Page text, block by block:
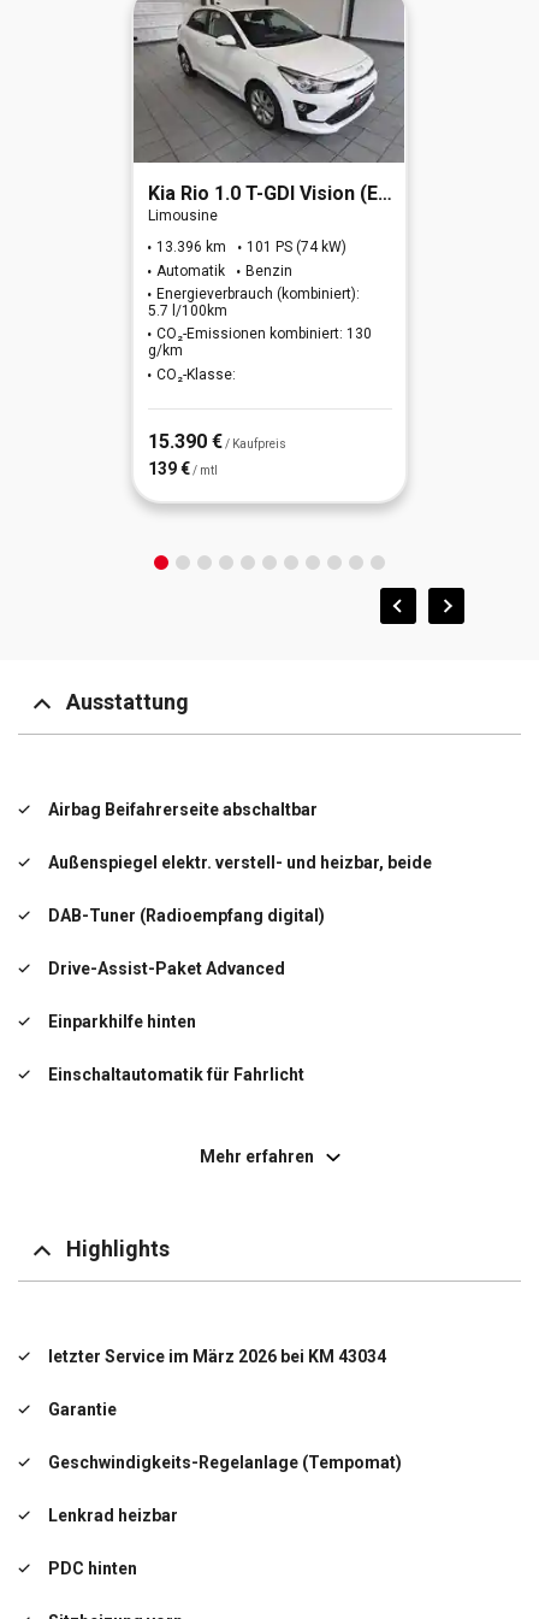
Kia Rio 1.0 T-GDI Vision (EURO 6d)
Limousine
13.396 km
101 PS (74 kW)
Automatik
Benzin
Energieverbrauch (kombiniert):
5.7 l/100km
CO₂-Emissionen kombiniert: 130
g/km
CO₂-Klasse:
15.390 € / Kaufpreis
139 € / mtl
Ausstattung
Airbag Beifahrerseite abschaltbar
Außenspiegel elektr. verstell- und heizbar, beide
DAB-Tuner (Radioempfang digital)
Drive-Assist-Paket Advanced
Einparkhilfe hinten
Einschaltautomatik für Fahrlicht
Klimaautomatik
Mehr erfahren
Highlights
letzter Service im März 2026 bei KM 43034
Garantie
Geschwindigkeits-Regelanlage (Tempomat)
Lenkrad heizbar
PDC hinten